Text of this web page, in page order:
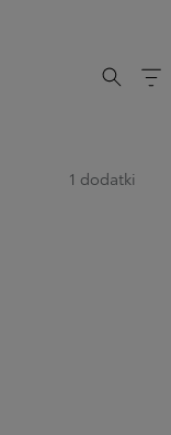
1 dodatki